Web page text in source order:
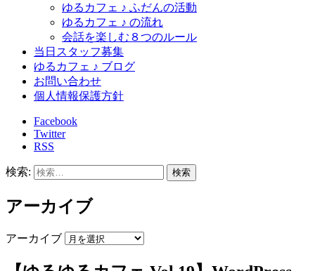
ゆるカフェ ♪ ふだんの活動
ゆるカフェ ♪ の流れ
会話を楽しむ８つのルール
当日スタッフ募集
ゆるカフェ ♪ ブログ
お問い合わせ
個人情報保護方針
Facebook
Twitter
RSS
検索:
アーカイブ
アーカイブ